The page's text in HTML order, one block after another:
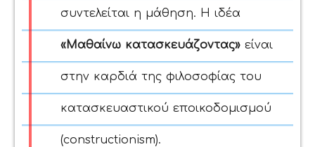
συντελείται η μάθηση. Η ιδέα
«Μαθαίνω κατασκευάζοντας» είναι
στην καρδιά της φιλοσοφίας του
κατασκευαστικού εποικοδομισμού
(constructionism).